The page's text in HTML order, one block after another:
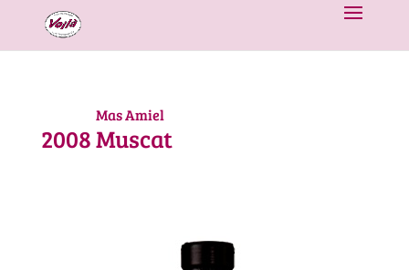
2008
Mas Amiel
Muscat